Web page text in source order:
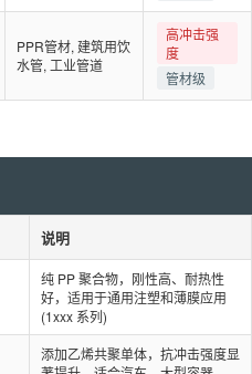
PPR管材, 建筑用饮
水管, 工业管道
高冲击强
度
管材级
说明
纯 PP 聚合物，刚性高、耐热性
好，适用于通用注塑和薄膜应用
(1xxx 系列)
添加乙烯共聚单体，抗冲击强度显